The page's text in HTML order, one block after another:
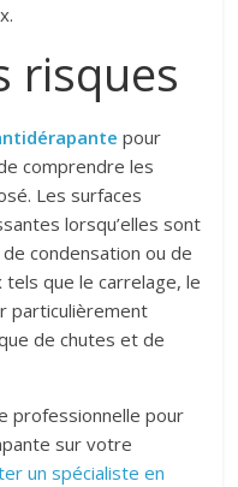
risques
pour
comprendre les
Les surfaces
lorsqu’elles sont
de condensation ou de
tels que le carrelage, le
particulièrement
de chutes et de
professionnelle pour
sur votre
un spécialiste en